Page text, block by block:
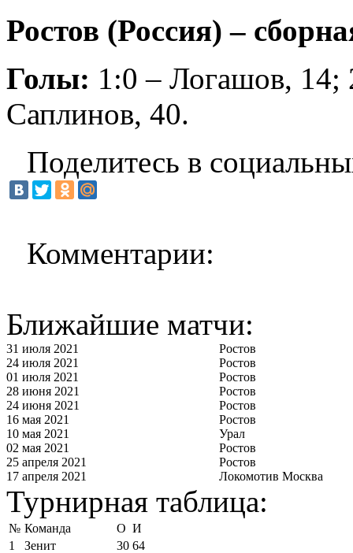
Ростов (Россия) –
Голы: 1:0 – Логашов,
Саплинов, 40.
Поделитесь в
Комментарии:
Ближайшие матчи:
31 июля 2021
Ростов
24 июля 2021
Ростов
01 июля 2021
Ростов
28 июня 2021
Ростов
24 июня 2021
Ростов
16 мая 2021
Ростов
10 мая 2021
Урал
02 мая 2021
Ростов
25 апреля 2021
Ростов
17 апреля 2021
Локомотив Москва
Турнирная таблица:
№ Команда О И
1
Зенит 30 64